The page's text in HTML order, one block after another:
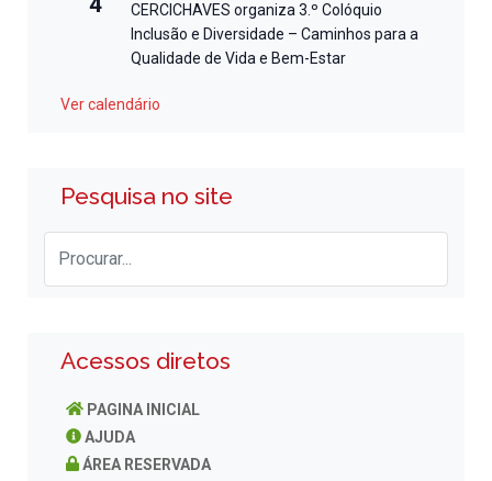
CERCICHAVES organiza 3.º Colóquio
Inclusão e Diversidade – Caminhos para a
Qualidade de Vida e Bem-Estar
Ver calendário
Pesquisa no site
Acessos diretos
PAGINA INICIAL
AJUDA
ÁREA RESERVADA